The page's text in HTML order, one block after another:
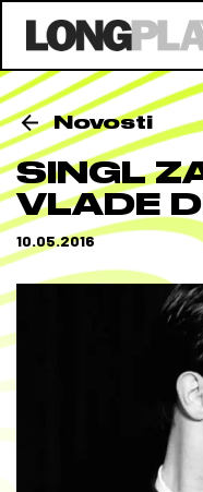
Novosti
SINGL
VLADE
10.05.2016